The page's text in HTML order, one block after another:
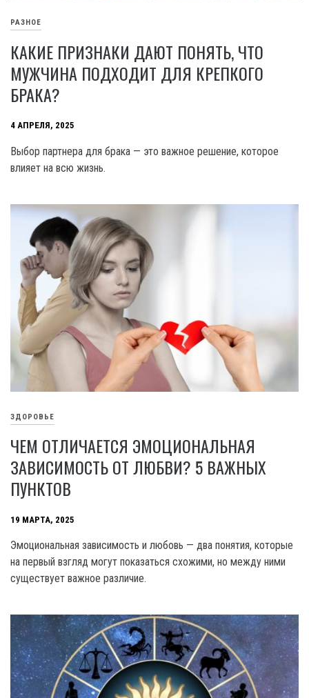
РАЗНОЕ
КАКИЕ ПРИЗНАКИ ДАЮТ ПОНЯТЬ, ЧТО
МУЖЧИНА ПОДХОДИТ ДЛЯ КРЕПКОГО
БРАКА?
4 АПРЕЛЯ, 2025
Выбор партнера для брака — это важное решение, которое
влияет на всю жизнь.
ЗДОРОВЬЕ
ЧЕМ ОТЛИЧАЕТСЯ ЭМОЦИОНАЛЬНАЯ
ЗАВИСИМОСТЬ ОТ ЛЮБВИ? 5 ВАЖНЫХ
ПУНКТОВ
19 МАРТА, 2025
Эмоциональная зависимость и любовь — два понятия, которые
на первый взгляд могут показаться схожими, но между ними
существует важное различие.